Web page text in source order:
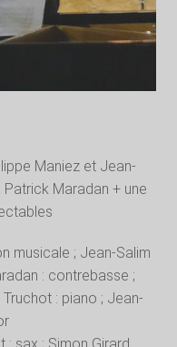
Maniez et Jean-
Patrick Maradan + une
musicale ; Jean-Salim
: contrebasse ;
: piano ; Jean-